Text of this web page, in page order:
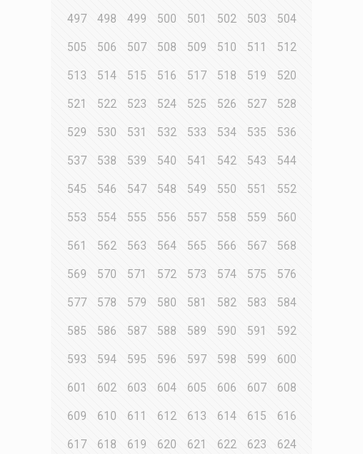
497 498 499 500 501 502 503 504
505 506 507 508 509 510 511 512
513 514 515 516 517 518 519 520
521 522 523 524 525 526 527 528
529 530 531 532 533 534 535 536
537 538 539 540 541 542 543 544
545 546 547 548 549 550 551 552
553 554 555 556 557 558 559 560
561 562 563 564 565 566 567 568
569 570 571 572 573 574 575 576
577 578 579 580 581 582 583 584
585 586 587 588 589 590 591 592
593 594 595 596 597 598 599 600
601 602 603 604 605 606 607 608
609 610 611 612 613 614 615 616
617 618 619 620 621 622 623 624